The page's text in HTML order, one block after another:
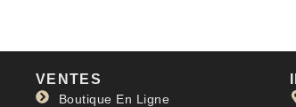
VENTES
Boutique En Ligne